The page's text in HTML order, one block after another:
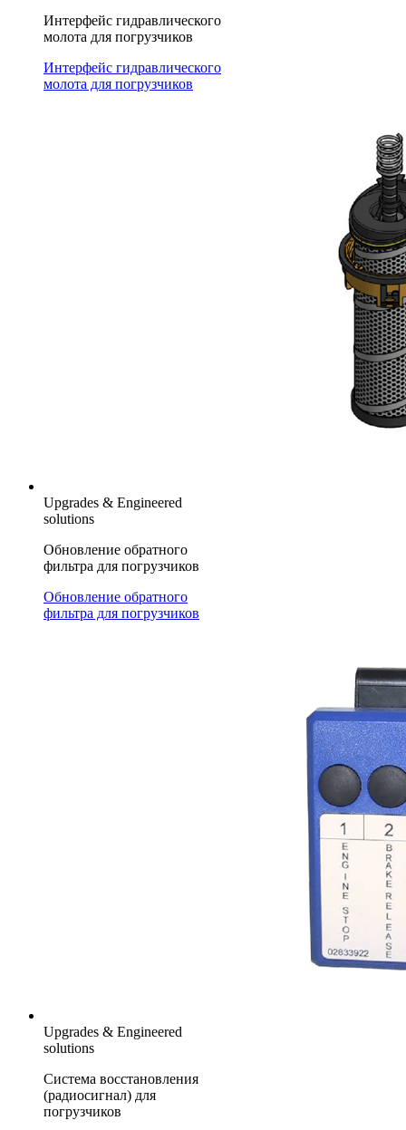
Интерфейс гидравлического
молота для погрузчиков
Интерфейс гидравлического
молота для погрузчиков
Upgrades & Engineered
solutions
Обновление обратного
фильтра для погрузчиков
Обновление обратного
фильтра для погрузчиков
Upgrades & Engineered
solutions
Система восстановления
(радиосигнал) для
погрузчиков